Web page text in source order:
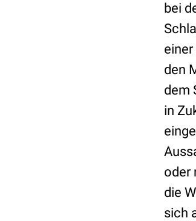
bei
den
dem
in
oder
die
sich